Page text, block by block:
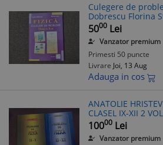
Culegere de
Dobrescu Florina
Nedion 2005
5000 Lei
Vanzator premium
Primesti 50 puncte
Livrare Joi, 13 Aug
Adauga in cos
ANATOLIE
CLASEL IX-XII 2
10000 Lei
Vanzator premium